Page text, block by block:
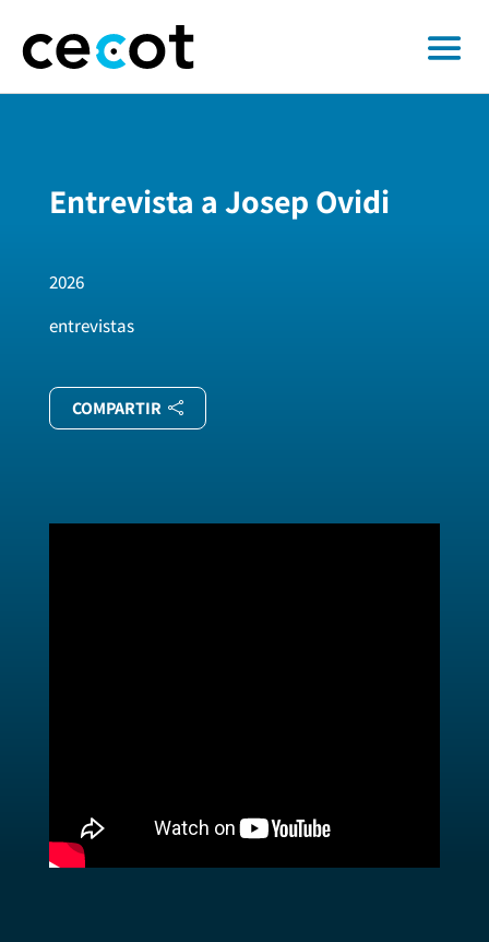
Entrevista a Josep Ovidi
2026
entrevistas
COMPARTIR